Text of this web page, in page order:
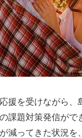
援を受けながら、
課題対策発信が
減ってきた状況